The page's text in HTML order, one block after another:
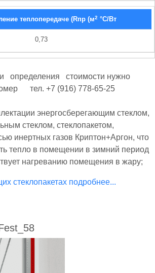
теплопередаче (Rпр (м2°С/Вт
0,73
и определения стоимости нужно
тел. +7 (916) 778-65-25
энергосберегающим стеклом,
стеклом, стеклопакетом,
инертных газов Криптон+Аргон, что
тепло в помещении в зимний период
нагреванию помещения в жару;
стеклопакетах подробнее...